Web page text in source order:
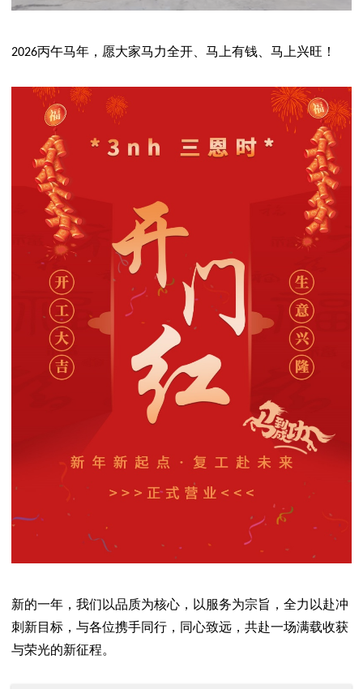
2026丙午马年，愿大家马力全开、马上有钱、马上兴旺！
新的一年，我们以品质为核心，以服务为宗旨，全力以赴冲
刺新目标，与各位携手同行，同心致远，共赴一场满载收获
与荣光的新征程。